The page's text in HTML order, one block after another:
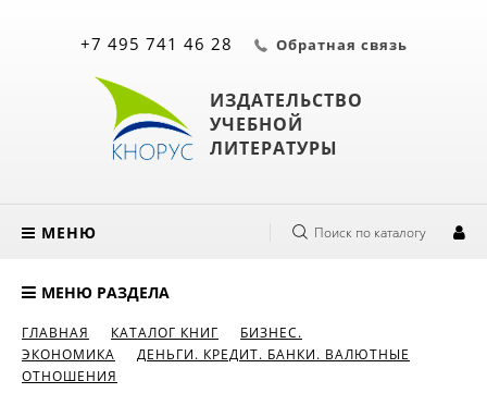
ИЗДАТЕЛЬСТВО
УЧЕБНОЙ
ЛИТЕРАТУРЫ
+7 495 741 46 28 Обратная связь
МЕНЮ Поиск по каталогу
МЕНЮ РАЗДЕЛА
ГЛАВНАЯ КАТАЛОГ КНИГ
БИЗНЕС.
ЭКОНОМИКА
ДЕНЬГИ. КРЕДИТ. БАНКИ. ВАЛЮТНЫЕ
ОТНОШЕНИЯ